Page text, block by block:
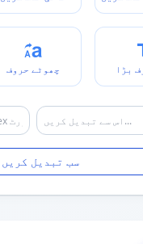
چھوٹے حروف بڑا
سب تبدیل کریں